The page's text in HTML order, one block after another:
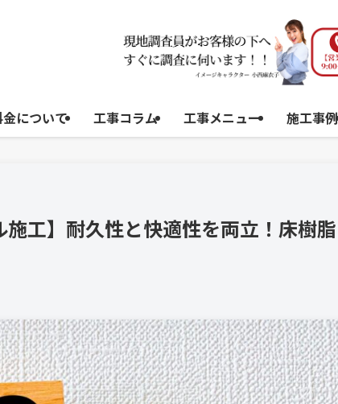
について 工事コラム 工事メニュー 施工事例
施工】耐久性と快適性を両立！床樹脂